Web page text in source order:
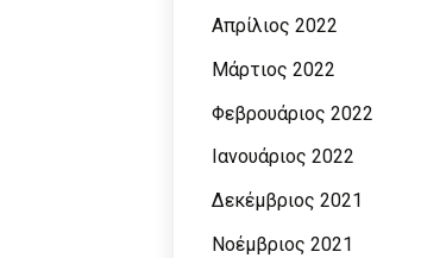
Απρίλιος 2022
Μάρτιος 2022
Φεβρουάριος 2022
Ιανουάριος 2022
Δεκέμβριος 2021
Νοέμβριος 2021